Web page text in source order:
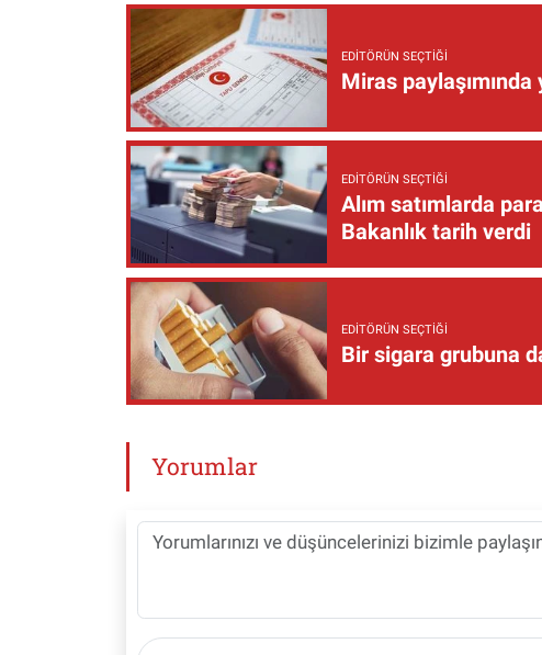
EDITÖRÜN SEÇTIĞI
Miras
EDITÖRÜN SEÇTIĞI
Alım satımlarda
Bakanlık tarih verdi
EDITÖRÜN SEÇTIĞI
Bir sigara grubuna
Yorumlar